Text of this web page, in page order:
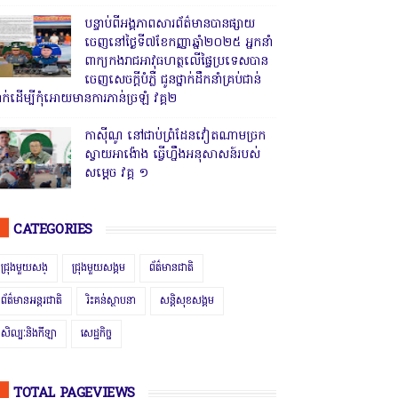
បន្ទាប់ពីអង្គភាពសារព័ត៌មានបានផ្សាយ
ចេញនៅថ្ងៃទី៧ខែកញ្ញាឆ្នាំ២០២៥ អ្នកនាំ
ពាក្យកងរាជអាវុធហត្ថលើផ្ទៃប្រទេសបាន
ចេញសេចក្តីបំភ្លឺ ជូនថ្នាក់ដឹកនាំគ្រប់ជាន់
ាក់ដើម្បីកុំអោយមានការភាន់ច្រឡំ វគ្គ២
កាសុីណូ នៅជាប់ព្រំដែនវៀតណាមច្រក
ស្វាយអាង៉ោង ធ្វើហ្នឹងអនុសាសន៍របស់
សម្ដេច វគ្គ ១
CATEGORIES
ជ្រុងមួយសង្ ជ្រុងមួយសង្គម ព័ត៌មានជាតិ
ព័ត៌មានអន្តរជាតិ រិះគន់ស្ថាបនា សន្តិសុខសង្គម
សិល្បៈនិងកីឡា សេដ្ឋកិច្ច
TOTAL PAGEVIEWS